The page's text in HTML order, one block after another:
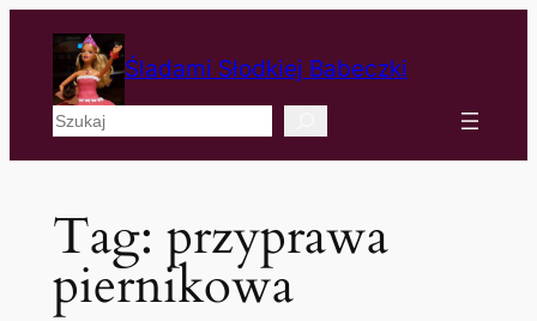
Śladami Słodkiej Babeczki
Szukaj
Tag: przyprawa
piernikowa